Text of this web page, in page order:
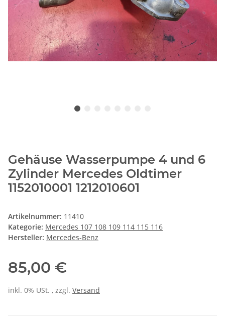
Gehäuse Wasserpumpe 4 und 6
Zylinder Mercedes Oldtimer
1152010001 1212010601
Artikelnummer: 11410
Kategorie: Mercedes 107 108 109 114 115 116
Hersteller: Mercedes-Benz
85,00 €
inkl. 0% USt. , zzgl. Versand